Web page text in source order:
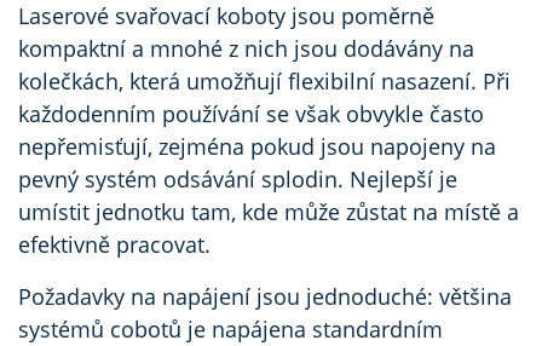
Laserové svařovací koboty jsou poměrně
kompaktní a mnohé z nich jsou dodávány na
kolečkách, která umožňují flexibilní nasazení. Při
každodenním používání se však obvykle často
nepřemisťují, zejména pokud jsou napojeny na
pevný systém odsávání splodin. Nejlepší je
umístit jednotku tam, kde může zůstat na místě a
efektivně pracovat.
Požadavky na napájení jsou jednoduché: většina
systémů cobotů je napájena standardním